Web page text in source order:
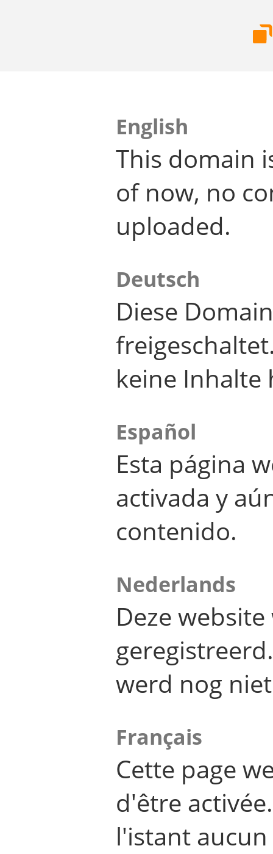
English
This domain
of now, no
uploaded.
Deutsch
Diese
keine Inhalte
Español
Esta página
activada y
contenido.
Nederlands
Deze
werd nog
Français
Cette page
d'être
l'istant